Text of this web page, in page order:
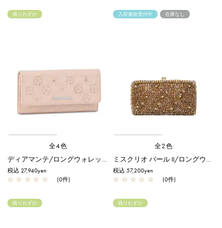
残りわずか
全4色
ディアマンテ/ロングウォレット/ピンク
税込 27,940yen
☆ ☆ ☆ ☆ ☆ (0件)
入荷連絡受付中 在庫なし
全2色
ミスクリオ パール II/ロングウォレット/マルチ
税込 57,200yen
☆ ☆ ☆ ☆ ☆ (0件)
残りわずか 残りわずか